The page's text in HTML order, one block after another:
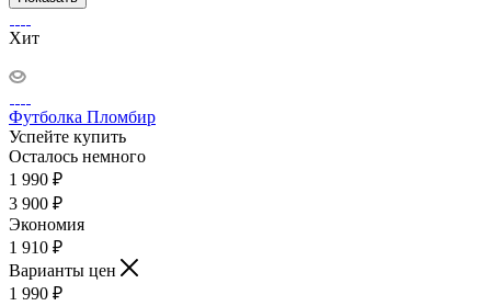
Хит
Футболка Пломбир
Успейте купить
Осталось немного
1 990 ₽
3 900 ₽
Экономия
1 910 ₽
Варианты цен
1 990 ₽